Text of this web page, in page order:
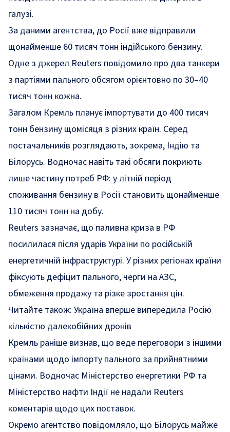
галузі.
За даними агентства, до Росії вже відправили
щонайменше 60 тисяч тонн індійського бензину.
Одне з джерел Reuters повідомило про два танкери
з партіями пального обсягом орієнтовно по 30–40
тисяч тонн кожна.
Загалом Кремль планує імпортувати до 400 тисяч
тонн бензину щомісяця з різних країн. Серед
постачальників розглядають, зокрема, Індію та
Білорусь. Водночас навіть такі обсяги покриють
лише частину потреб РФ: у літній період
споживання бензину в Росії становить щонайменше
110 тисяч тонн на добу.
Reuters зазначає, що паливна криза в РФ
посилилася після ударів України по російській
енергетичній інфраструктурі. У різних регіонах країни
фіксують дефіцит пального, черги на АЗС,
обмеження продажу та різке зростання цін.
Читайте також: Україна вперше випередила Росію
кількістю далекобійних дронів
Кремль раніше визнав, що веде переговори з іншими
країнами щодо імпорту пального за прийнятними
цінами. Водночас Міністерство енергетики РФ та
Міністерство нафти Індії не надали Reuters
коментарів щодо цих поставок.
Окремо агентство повідомляло, що Білорусь майже